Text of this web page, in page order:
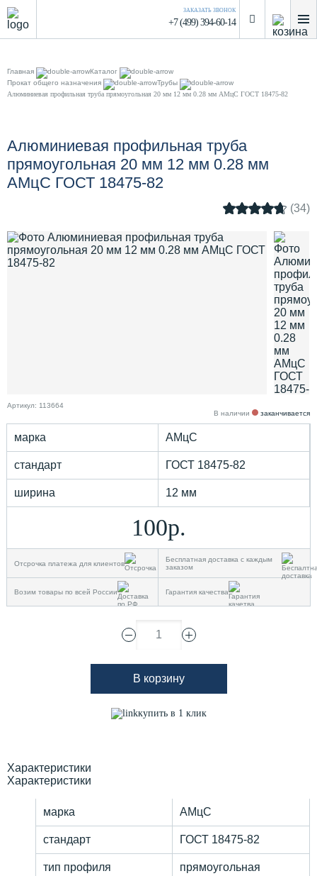
ЗАКАЗАТЬ ЗВОНОК
+7 (499) 394-60-14
Главная
Каталог
Прокат общего назначения
Трубы
Алюминиевая профильная труба прямоугольная 20 мм 12 мм 0.28 мм АМцС ГОСТ 18475-82
Алюминиевая профильная труба
прямоугольная 20 мм 12 мм 0.28 мм
АМцС ГОСТ 18475-82
(34)
Артикул: 113664
В наличии
заканчивается
марка АМцС
стандарт ГОСТ 18475-82
ширина 12 мм
100р.
Отсрочка платежа для клиентов
Бесплатная доставка с каждым
заказом
Возим товары по всей России Гарантия качества
1
В корзину
купить в 1 клик
Характеристики
Характеристики
марка АМцС
стандарт ГОСТ 18475-82
тип профиля прямоугольная